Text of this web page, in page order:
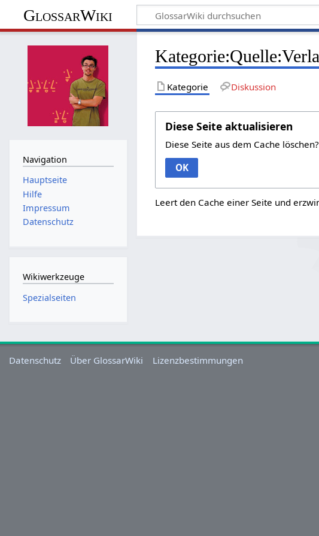
GlossarWiki
Kategorie Diskussion
Diese Seite aktualisieren
Diese Seite aus dem Cache löschen?
OK
Leert den Cache einer Seite und
Navigation
Hauptseite
Hilfe
Impressum
Datenschutz
Wikiwerkzeuge
Spezialseiten
Datenschutz Über GlossarWiki Lizenzbestimmungen